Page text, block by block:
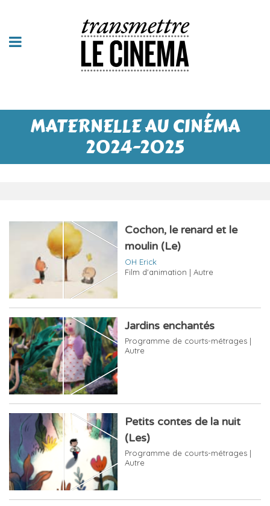
MATERNELLE AU CINÉMA
2024-2025
Cochon, le renard et le
moulin (Le)
OH Erick
Film d'animation | Autre
Jardins enchantés
Programme de courts-métrages |
Autre
Petits contes de la nuit
(Les)
Programme de courts-métrages |
Autre